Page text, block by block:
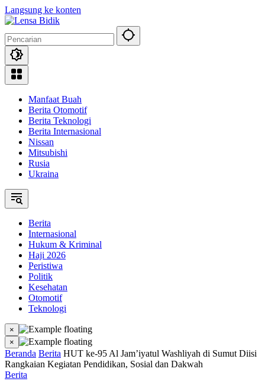
Langsung ke konten
Manfaat Buah
Berita Otomotif
Berita Teknologi
Berita Internasional
Nissan
Mitsubishi
Rusia
Ukraina
Berita
Internasional
Hukum & Kriminal
Haji 2026
Peristiwa
Politik
Kesehatan
Otomotif
Teknologi
×
×
Beranda Berita HUT ke-95 Al Jam’iyatul Washliyah di Sumut Diisi
Rangkaian Kegiatan Pendidikan, Sosial dan Dakwah
Berita